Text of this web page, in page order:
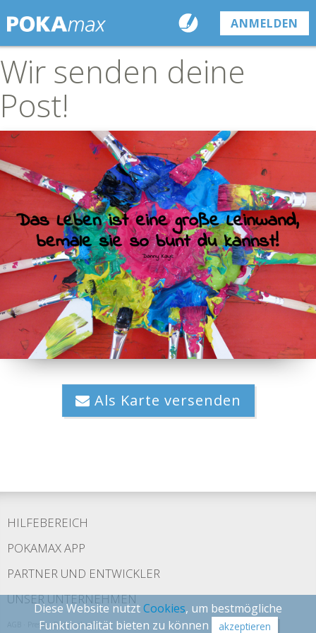
ANMELDEN
Wir senden deine
Post!
Als Karte versenden
HILFEBEREICH
POKAMAX APP
PARTNER UND ENTWICKLER
UNSER UNTERNEHMEN
Presse ·Datenschutz
Diese Website nutztCookies, um bestmögliche
Funktionalität bieten zu können
akzeptieren